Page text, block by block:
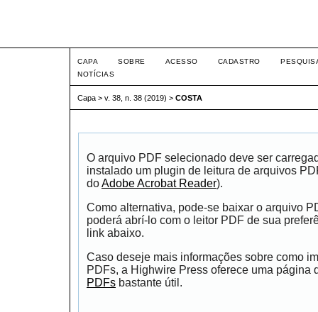
CAPA SOBRE ACESSO CADASTRO
NOTÍCIAS
Capa > v. 38, n. 38 (2019) > COSTA
O arquivo PDF selecionado deve ser
instalado um plugin de leitura de arquivos
doAdobe Acrobat Reader).
Como alternativa, pode-se baixar o arquivo
poderá abrí-lo com o leitor PDF de sua
link abaixo.
Caso deseje mais informações sobre como
PDFs, a Highwire Press oferece uma página
PDFs bastante útil.